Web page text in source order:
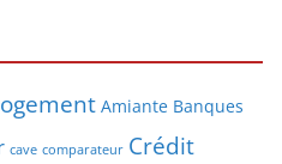
Amiante Banques
cave comparateur Crédit